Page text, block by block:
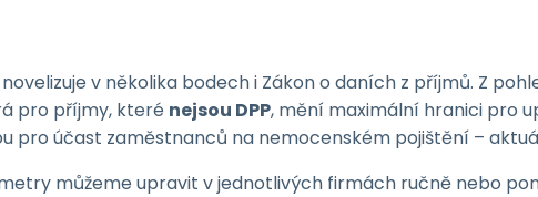
v několika bodech i Zákon o daních z příjmů. Z
pro příjmy, které nejsou DPP, mění maximální hranici pro
pro účast zaměstnanců na nemocenském pojištění –
můžeme upravit v jednotlivých firmách ručně nebo